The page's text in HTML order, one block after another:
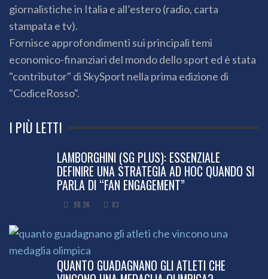
giornalistiche in Italia e all’estero (radio, carta
stampata e tv).
Fornisce approfondimenti sui principali temi
economico-finanziari del mondo dello sport ed è stata
"contributor" di SkySport nella prima edizione di
"CodiceRosso".
I PIÙ LETTI
LAMBORGHINI (SG PLUS): ESSENZIALE
DEFINIRE UNA STRATEGIA AD HOC QUANDO SI
PARLA DI “FAN ENGAGEMENT”
98.3K 83
QUANTO GUADAGNANO GLI ATLETI CHE